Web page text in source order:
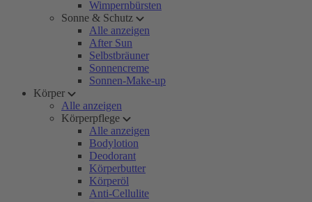
Wimpernbürsten
Sonne & Schutz
Alle anzeigen
After Sun
Selbstbräuner
Sonnencreme
Sonnen-Make-up
Körper
Alle anzeigen
Körperpflege
Alle anzeigen
Bodylotion
Deodorant
Körperbutter
Körperöl
Anti-Cellulite